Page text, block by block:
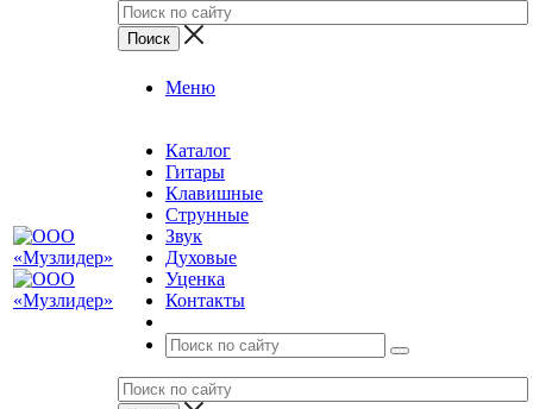
Меню
Каталог
Гитары
Клавишные
Струнные
Звук
Духовые
Уценка
Контакты